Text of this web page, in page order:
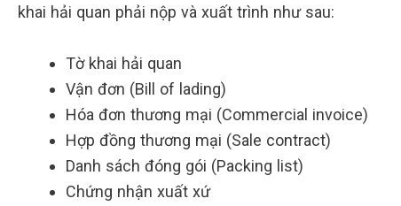
khai hải quan phải nộp và xuất trình như sau:
Tờ khai hải quan
Vận đơn (Bill of lading)
Hóa đơn thương mại (Commercial invoice)
Hợp đồng thương mại (Sale contract)
Danh sách đóng gói (Packing list)
Chứng nhận xuất xứ